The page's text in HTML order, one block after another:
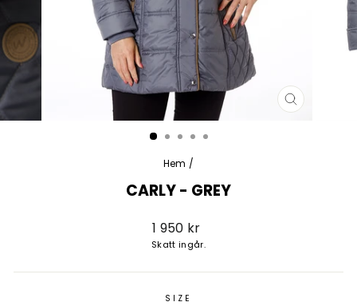
STÄNG
Hem /
CARLY - GREY
Vanligt
pris
1 950 kr
Skatt ingår.
SIZE